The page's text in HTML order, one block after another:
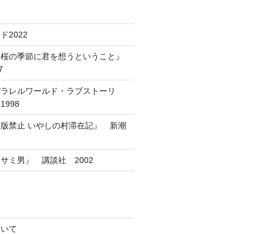
2022
の季節に君を想うということ』
レルワールド・ラブストーリ
禁止 いやしの村滞在記』 新潮
ミ男』 講談社 2002
て